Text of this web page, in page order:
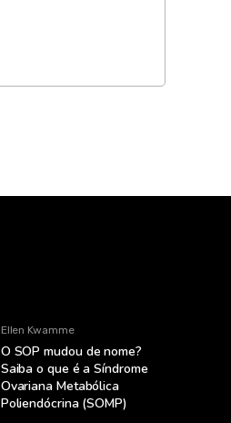
Ellen Kwamme
O SOP mudou de nome?
Saiba o que é a Síndrome
Ovariana Metabólica
Poliendócrina (SOMP)